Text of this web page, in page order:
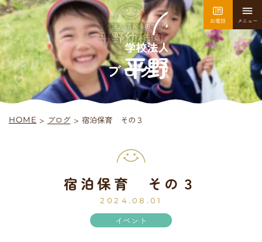
園について 園での生活
平 幼 稚 園
入園案内
お電話 メニュー
ブログ
HOME > ブログ > 宿泊保育 その３
宿泊保育 その３
2024.08.01
イベント